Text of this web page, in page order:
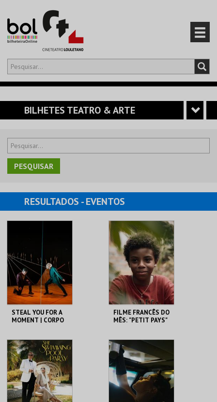
Olá,iniciar sessão
CARRINHO 0
CARTÕES
BILHETES TEATRO & ARTE
RESULTADOS - EVENTOS
STEAL YOU FOR A
MOMENT | CORPO
CINETEATRO
LOULETANO
MAIS INFO
COMPRAR
FILME FRANCÊS DO
MÊS: "PETIT PAYS"
SOLAR DA MÚSICA
NOVA
MAIS INFO
COMPRAR